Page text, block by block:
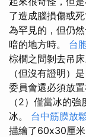
了造成腦損傷或
為罕見的，但仍
暗的地方時。 台
棕櫚之間剝去吊
（但沒有證明）
委員會還必須放
（2）僅當冰的
冰。 台中筋膜放
描繪了60x30厘